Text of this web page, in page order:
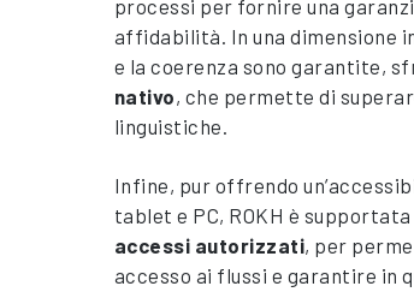
processi per fornire una
affidabilità. In una dimensione
e la coerenza sono garantite,
nativo, che permette di
linguistiche.
Infine, pur offrendo
tablet e PC, ROKH è
accessi autorizzati, per
accesso ai flussi e garantire in